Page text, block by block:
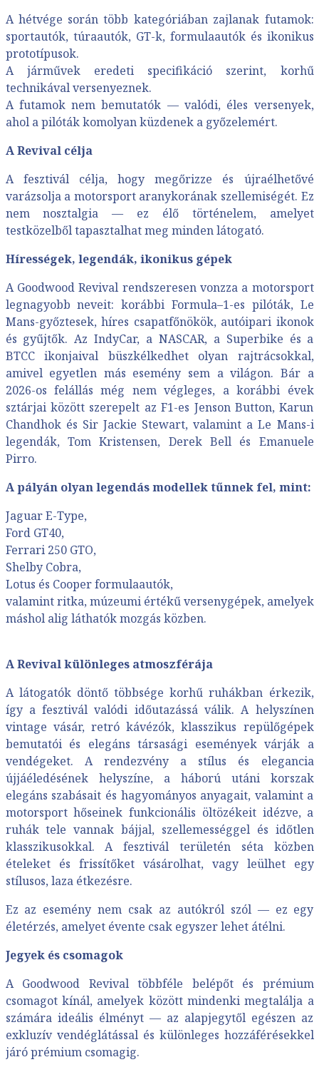
A hétvége során több kategóriában zajlanak futamok:
sportautók, túraautók, GT-k, formulaautók és ikonikus
prototípusok.
A járművek eredeti specifikáció szerint, korhű
technikával versenyeznek.
A futamok nem bemutatók — valódi, éles versenyek,
ahol a pilóták komolyan küzdenek a győzelemért.
A Revival célja
A fesztivál célja, hogy megőrizze és újraélhetővé
varázsolja a motorsport aranykorának szellemiségét. Ez
nem nosztalgia — ez élő történelem, amelyet
testközelből tapasztalhat meg minden látogató.
Hírességek, legendák, ikonikus gépek
A Goodwood Revival rendszeresen vonzza a motorsport
legnagyobb neveit: korábbi Formula–1-es pilóták, Le
Mans-győztesek, híres csapatfőnökök, autóipari ikonok
és gyűjtők. Az IndyCar, a NASCAR, a Superbike és a
BTCC ikonjaival büszkélkedhet olyan rajtrácsokkal,
amivel egyetlen más esemény sem a világon. Bár a
2026-os felállás még nem végleges, a korábbi évek
sztárjai között szerepelt az F1-es Jenson Button, Karun
Chandhok és Sir Jackie Stewart, valamint a Le Mans-i
legendák, Tom Kristensen, Derek Bell és Emanuele
Pirro.
A pályán olyan legendás modellek tűnnek fel, mint:
Jaguar E-Type,
Ford GT40,
Ferrari 250 GTO,
Shelby Cobra,
Lotus és Cooper formulaautók,
valamint ritka, múzeumi értékű versenygépek, amelyek
máshol alig láthatók mozgás közben.
A Revival különleges atmoszférája
A látogatók döntő többsége korhű ruhákban érkezik,
így a fesztivál valódi időutazássá válik. A helyszínen
vintage vásár, retró kávézók, klasszikus repülőgépek
bemutatói és elegáns társasági események várják a
vendégeket. A rendezvény a stílus és elegancia
újjáéledésének helyszíne, a háború utáni korszak
elegáns szabásait és hagyományos anyagait, valamint a
motorsport hőseinek funkcionális öltözékeit idézve, a
ruhák tele vannak bájjal, szellemességgel és időtlen
klasszikusokkal. A fesztivál területén séta közben
ételeket és frissítőket vásárolhat, vagy leülhet egy
stílusos, laza étkezésre.
Ez az esemény nem csak az autókról szól — ez egy
életérzés, amelyet évente csak egyszer lehet átélni.
Jegyek és csomagok
A Goodwood Revival többféle belépőt és prémium
csomagot kínál, amelyek között mindenki megtalálja a
számára ideális élményt — az alapjegytől egészen az
exkluzív vendéglátással és különleges hozzáférésekkel
járó prémium csomagig.